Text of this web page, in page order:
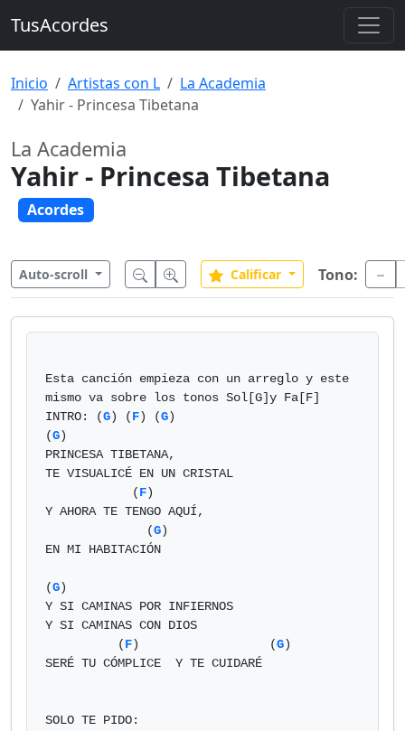
TusAcordes
Inicio Artistas con L
La Academia
Yahir - Princesa Tibetana
La Academia
Yahir - Princesa Tibetana
Acordes
Auto-scroll Calificar Tono:
Esta canción empieza con un arreglo y este
mismo va sobre los tonos Sol[G]y Fa[F]
INTRO: (G) (F) (G)
(G)
PRINCESA TIBETANA,
TE VISUALICÉ EN UN CRISTAL
            (
F)
Y AHORA TE TENGO AQUÍ,
              (
G)
EN MI HABITACIÓN
(G)
Y SI CAMINAS POR INFIERNOS
Y SI CAMINAS CON DIOS
          (
F)                  (G)
SERÉ TU CÓMPLICE  Y TE CUIDARÉ
SOLO TE PIDO: